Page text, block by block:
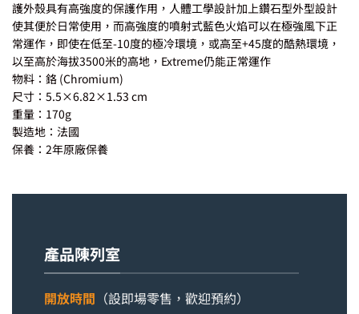
護外殼具有高強度的保護作用，人體工學設計加上鑽石型外型設計
使其便於日常使用，而高強度的噴射式藍色火焰可以在極強風下正
常運作，即使在低至-10度的極冷環境，或高至+45度的酷熱環境，
以至高於海拔3500米的高地，Extreme仍能正常運作
物料：鉻 (Chromium)
尺寸：5.5×6.82×1.53 cm
重量：170g
製造地：法國
保養：2年原廠保養
產品陳列室
開放時間 （設即場零售，歡迎預約）